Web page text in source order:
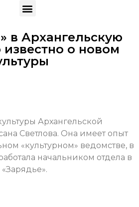
в Архангельскую
известно о новом
Архангельской
Светлова. Она имеет опыт
«культурном» ведомстве, в
начальником отдела в